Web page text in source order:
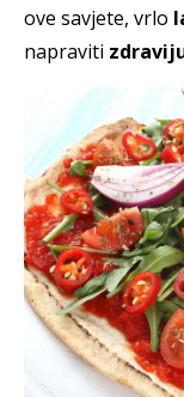
ove savjete, vrlo
napraviti